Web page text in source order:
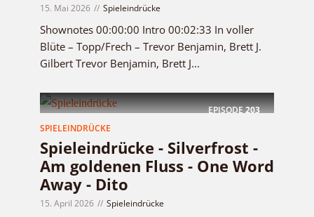
15. Mai 2026 Spieleindrücke
Shownotes 00:00:00 Intro 00:02:33 In voller
Blüte – Topp/Frech – Trevor Benjamin, Brett J.
Gilbert Trevor Benjamin, Brett J...
EPISODE203
SPIELEINDRÜCKE
Spieleindrücke - Silverfrost -
Am goldenen Fluss - One Word
Away - Dito
15. April 2026 Spieleindrücke